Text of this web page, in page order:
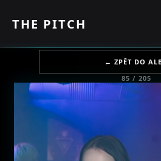
THE PITCH
← ZPĚT DO
85 / 205